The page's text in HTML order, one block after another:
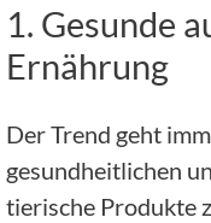
1. Gesunde
Ernährung
Der Trend geht
gesundheitlichen
tierische Produkte